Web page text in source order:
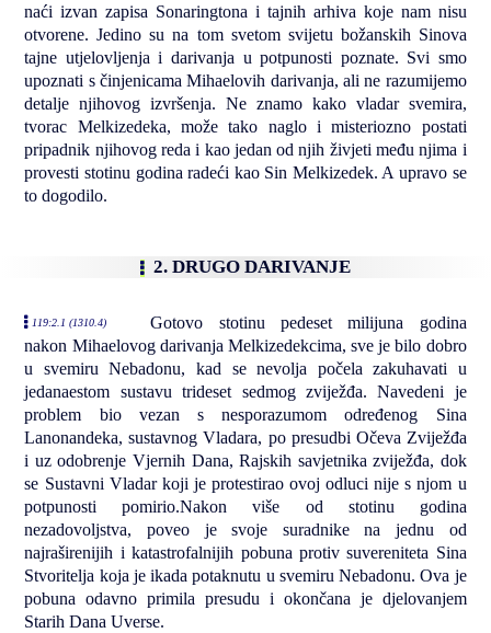
naći izvan zapisa Sonaringtona i tajnih arhiva koje nam nisu
otvorene. Jedino su na tom svetom svijetu božanskih Sinova
tajne utjelovljenja i darivanja u potpunosti poznate. Svi smo
upoznati s činjenicama Mihaelovih darivanja, ali ne razumijemo
detalje njihovog izvršenja. Ne znamo kako vladar svemira,
tvorac Melkizedeka, može tako naglo i misteriozno postati
pripadnik njihovog reda i kao jedan od njih živjeti među njima i
provesti stotinu godina radeći kao Sin Melkizedek. A upravo se
to dogodilo.
2. DRUGO DARIVANJE
119:2.1 (1310.4)
Gotovo stotinu pedeset milijuna godina
nakon Mihaelovog darivanja Melkizedekcima, sve je bilo dobro
u svemiru Nebadonu, kad se nevolja počela zakuhavati u
jedanaestom sustavu trideset sedmog zviježđa. Navedeni je
problem bio vezan s nesporazumom određenog Sina
Lanonandeka, sustavnog Vladara, po presudbi Očeva Zviježđa
i uz odobrenje Vjernih Dana, Rajskih savjetnika zviježđa, dok
se Sustavni Vladar koji je protestirao ovoj odluci nije s njom u
potpunosti pomirio.Nakon više od stotinu godina
nezadovoljstva, poveo je svoje suradnike na jednu od
najraširenijih i katastrofalnijih pobuna protiv suvereniteta Sina
Stvoritelja koja je ikada potaknutu u svemiru Nebadonu. Ova je
pobuna odavno primila presudu i okončana je djelovanjem
Starih Dana Uverse.